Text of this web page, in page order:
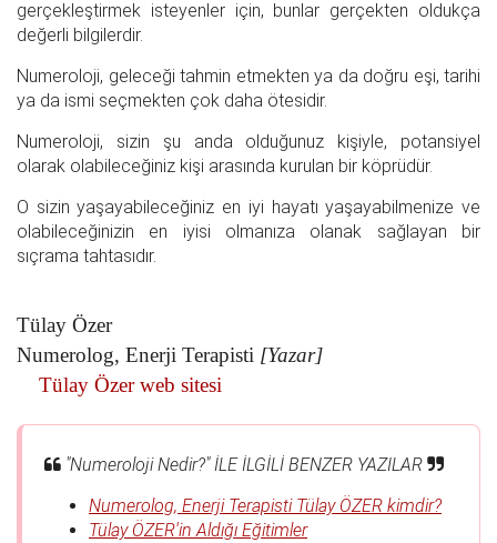
gerçekleştirmek isteyenler için, bunlar gerçekten oldukça
değerli bilgilerdir.
Numeroloji, geleceği tahmin etmekten ya da doğru eşi, tarihi
ya da ismi seçmekten çok daha ötesidir.
Numeroloji, sizin şu anda olduğunuz kişiyle, potansiyel
olarak olabileceğiniz kişi arasında kurulan bir köprüdür.
O sizin yaşayabileceğiniz en iyi hayatı yaşayabilmenize ve
olabileceğinizin en iyisi olmanıza olanak sağlayan bir
sıçrama tahtasıdır.
Tülay Özer
Numerolog, Enerji Terapisti [Yazar]
Tülay Özer web sitesi
"Numeroloji Nedir?" İLE İLGİLİ BENZER YAZILAR
Numerolog, Enerji Terapisti Tülay ÖZER kimdir?
Tülay ÖZER'in Aldığı Eğitimler